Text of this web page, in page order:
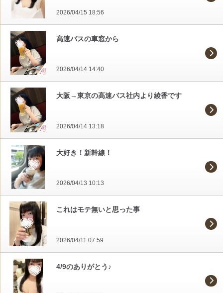
2026/04/15 18:56
高速バスの車窓から
2026/04/14 14:40
大阪→東京の高速バス社内より綾香です
2026/04/14 13:18
大好き！新幹線！
2026/04/13 10:13
これはモテ無いと思った事
2026/04/11 07:59
4/9のありがとう♪